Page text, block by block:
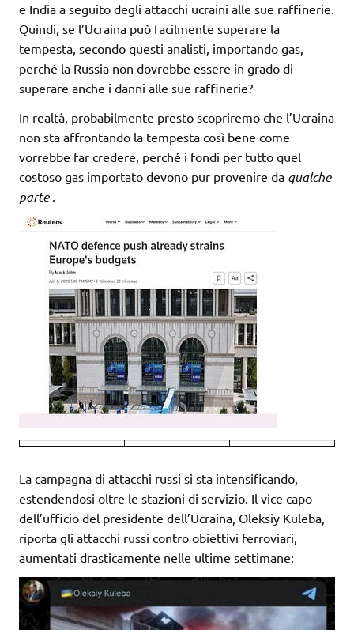
e India a seguito degli attacchi ucraini alle sue raffinerie.
Quindi, se l’Ucraina può facilmente superare la
tempesta, secondo questi analisti, importando gas,
perché la Russia non dovrebbe essere in grado di
superare anche i danni alle sue raffinerie?
In realtà, probabilmente presto scopriremo che l’Ucraina
non sta affrontando la tempesta così bene come
vorrebbe far credere, perché i fondi per tutto quel
costoso gas importato devono pur provenire da qualche
parte.
La campagna di attacchi russi si sta intensificando,
estendendosi oltre le stazioni di servizio. Il vice capo
dell’ufficio del presidente dell’Ucraina, Oleksiy Kuleba,
riporta gli attacchi russi contro obiettivi ferroviari,
aumentati drasticamente nelle ultime settimane: